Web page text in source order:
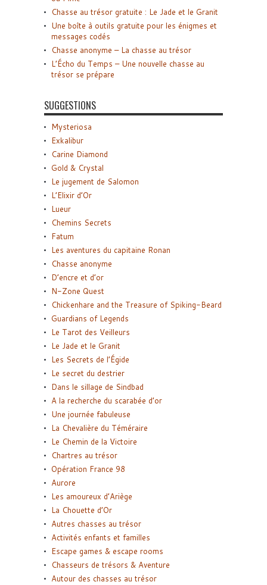
Chasse au trésor gratuite : Le Jade et le Granit
Une boîte à outils gratuite pour les énigmes et
messages codés
Chasse anonyme – La chasse au trésor
L’Écho du Temps – Une nouvelle chasse au
trésor se prépare
SUGGESTIONS
Mysteriosa
Exkalibur
Carine Diamond
Gold & Crystal
Le jugement de Salomon
L’Elixir d’Or
Lueur
Chemins Secrets
Fatum
Les aventures du capitaine Ronan
Chasse anonyme
D’encre et d’or
N-Zone Quest
Chickenhare and the Treasure of Spiking-Beard
Guardians of Legends
Le Tarot des Veilleurs
Le Jade et le Granit
Les Secrets de l’Égide
Le secret du destrier
Dans le sillage de Sindbad
A la recherche du scarabée d’or
Une journée fabuleuse
La Chevalière du Téméraire
Le Chemin de la Victoire
Chartres au trésor
Opération France 98
Aurore
Les amoureux d’Ariège
La Chouette d’Or
Autres chasses au trésor
Activités enfants et familles
Escape games & escape rooms
Chasseurs de trésors & Aventure
Autour des chasses au trésor